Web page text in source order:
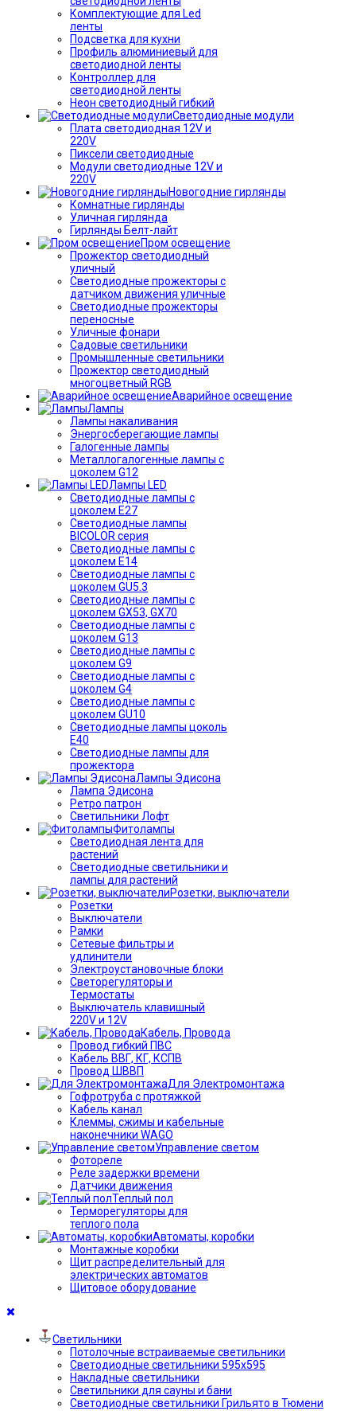
Комплектующие для Led
ленты
Подсветка для кухни
Профиль алюминиевый для
светодиодной ленты
Контроллер для
светодиодной ленты
Неон светодиодный гибкий
Светодиодные модули
Плата светодиодная 12V и
220V
Пиксели светодиодные
Модули светодиодные 12V и
220V
Новогодние гирлянды
Комнатные гирлянды
Уличная гирлянда
Гирлянды Белт-лайт
Пром освещение
Прожектор светодиодный
уличный
Светодиодные прожекторы с
датчиком движения уличные
Светодиодные прожекторы
переносные
Уличные фонари
Садовые светильники
Промышленные светильники
Прожектор светодиодный
многоцветный RGB
Аварийное освещение
Лампы
Лампы накаливания
Энергосберегающие лампы
Галогенные лампы
Металлогалогенные лампы с
цоколем G12
Лампы LED
Светодиодные лампы с
цоколем E27
Светодиодные лампы
BICOLOR серия
Светодиодные лампы с
цоколем E14
Светодиодные лампы с
цоколем GU5.3
Светодиодные лампы с
цоколем GX53, GX70
Светодиодные лампы с
цоколем G13
Светодиодные лампы с
цоколем G9
Светодиодные лампы с
цоколем G4
Светодиодные лампы с
цоколем GU10
Светодиодные лампы цоколь
Е40
Светодиодные лампы для
прожектора
Лампы Эдисона
Лампа Эдисона
Ретро патрон
Светильники Лофт
Фитолампы
Светодиодная лента для
растений
Светодиодные светильники и
лампы для растений
Розетки, выключатели
Розетки
Выключатели
Рамки
Сетевые фильтры и
удлинители
Электроустановочные блоки
Светорегуляторы и
Термостаты
Выключатель клавишный
220V и 12V
Кабель, Провода
Провод гибкий ПВС
Кабель ВВГ, КГ, КСПВ
Провод ШВВП
Для Электромонтажа
Гофротруба с протяжкой
Кабель канал
Клеммы, сжимы и кабельные
наконечники WAGO
Управление светом
Фотореле
Реле задержки времени
Датчики движения
Теплый пол
Терморегуляторы для
теплого пола
Автоматы, коробки
Монтажные коробки
Щит распределительный для
электрических автоматов
Щитовое оборудование
Светильники
Потолочные встраиваемые светильники
Светодиодные светильники 595х595
Накладные светильники
Светильники для сауны и бани
Светодиодные светильники Грильято в Тюмени